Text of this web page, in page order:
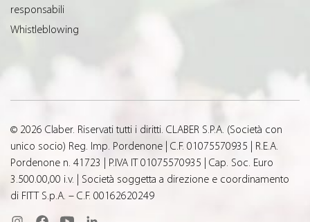
responsabili
Whistleblowing
© 2026 Claber. Riservati tutti i diritti. CLABER S.P.A. (Società con
unico socio) Reg. Imp. Pordenone | C.F. 01075570935 | R.E.A.
Pordenone n. 41723 | P.IVA IT 01075570935 | Cap. Soc. Euro
3.500.00,00 i.v. | Società soggetta a direzione e coordinamento
di FITT S.p.A. – C.F. 00162620249